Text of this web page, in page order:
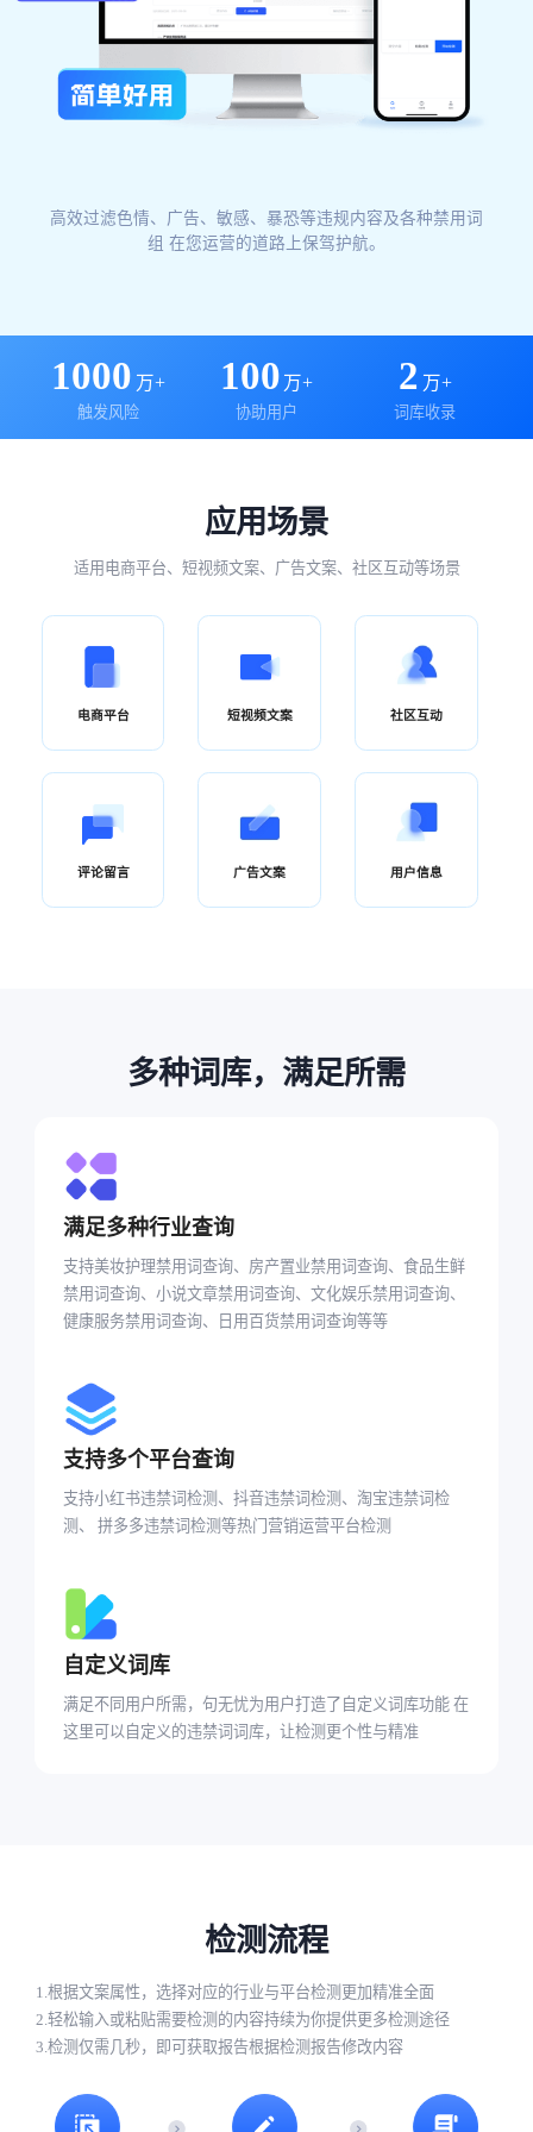
高效过滤色情、广告、敏感、暴恐等违规内容及各种禁用词
组 在您运营的道路上保驾护航。
1000 万+
触发风险
100 万+
协助用户
2 万+
词库收录
应用场景
适用电商平台、短视频文案、广告文案、社区互动等场景
电商平台 短视频文案 社区互动
评论留言 广告文案 用户信息
多种词库，满足所需
满足多种行业查询
支持美妆护理禁用词查询、房产置业禁用词查询、食品生鲜
禁用词查询、小说文章禁用词查询、文化娱乐禁用词查询、
健康服务禁用词查询、日用百货禁用词查询等等
支持多个平台查询
支持小红书违禁词检测、抖音违禁词检测、淘宝违禁词检
测、 拼多多违禁词检测等热门营销运营平台检测
自定义词库
满足不同用户所需，句无忧为用户打造了自定义词库功能 在
这里可以自定义的违禁词词库，让检测更个性与精准
检测流程
1.根据文案属性，选择对应的行业与平台检测更加精准全面
2.轻松输入或粘贴需要检测的内容持续为你提供更多检测途径
3.检测仅需几秒，即可获取报告根据检测报告修改内容